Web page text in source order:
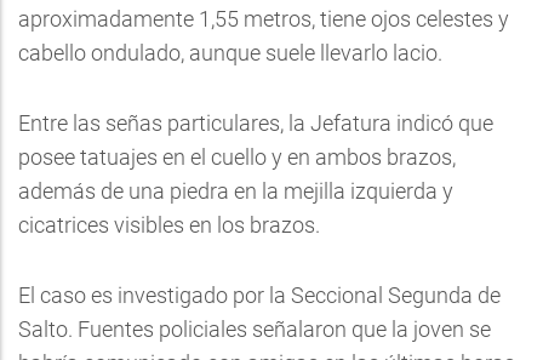
aproximadamente 1,55 metros, tiene ojos celestes y
cabello ondulado, aunque suele llevarlo lacio.
Entre las señas particulares, la Jefatura indicó que
posee tatuajes en el cuello y en ambos brazos,
además de una piedra en la mejilla izquierda y
cicatrices visibles en los brazos.
El caso es investigado por la Seccional Segunda de
Salto. Fuentes policiales señalaron que la joven se